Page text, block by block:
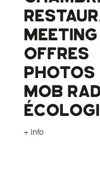
MEETING
OFFRES
PHOTOS
MOB
+ Info